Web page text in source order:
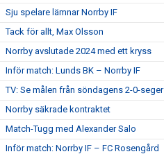
Sju spelare lämnar Norrby IF
Tack för allt, Max Olsson
Norrby avslutade 2024 med ett kryss
Inför match: Lunds BK – Norrby IF
TV: Se målen från söndagens 2-0-seger
Norrby säkrade kontraktet
Match-Tugg med Alexander Salo
Inför match: Norrby IF – FC Rosengård